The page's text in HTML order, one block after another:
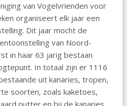
ai
l
van Vogelvrienden voor
organiseert elk jaar een
Dit jaar mocht de
van Noord-
in haar 63 jarig bestaan
In totaal zijn er 1116
uit kanaries, tropen,
soorten, zoals kaketoes,